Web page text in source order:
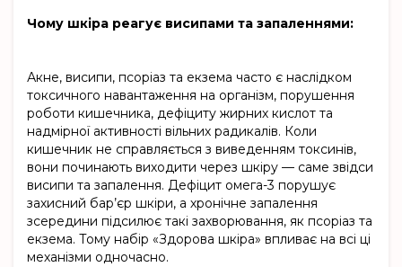
Чому шкіра реагує висипами та запаленнями:
Акне, висипи, псоріаз та екзема часто є наслідком
токсичного навантаження на організм, порушення
роботи кишечника, дефіциту жирних кислот та
надмірної активності вільних радикалів. Коли
кишечник не справляється з виведенням токсинів,
вони починають виходити через шкіру — саме звідси
висипи та запалення. Дефіцит омега-3 порушує
захисний бар’єр шкіри, а хронічне запалення
зсередини підсилює такі захворювання, як псоріаз та
екзема. Тому набір «Здорова шкіра» впливає на всі ці
механізми одночасно.